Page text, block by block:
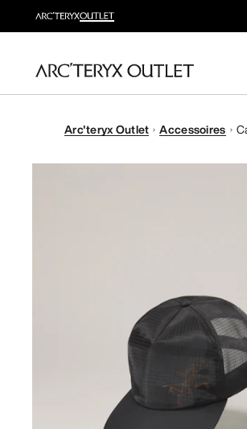
Arc'teryx Outlet Accessoires